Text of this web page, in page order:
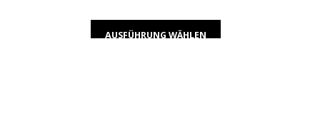
AUSFÜHRUNG WÄHLEN